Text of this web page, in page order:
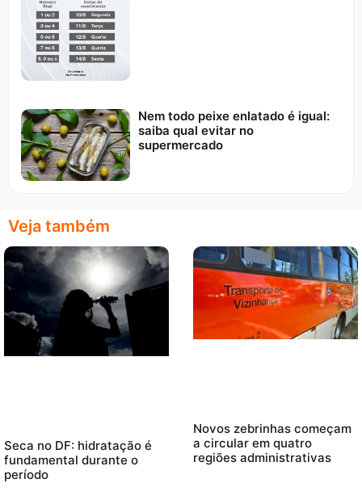
Nem todo peixe enlatado é igual:
saiba qual evitar no
supermercado
Veja também
Seca no DF: hidratação é
fundamental durante o
período
Novos zebrinhas começam
a circular em quatro
regiões administrativas